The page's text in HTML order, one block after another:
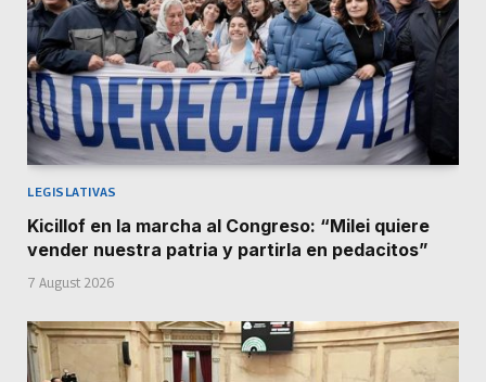
LEGISLATIVAS
Kicillof en la marcha al Congreso: “Milei quiere
vender nuestra patria y partirla en pedacitos”
7 August 2026